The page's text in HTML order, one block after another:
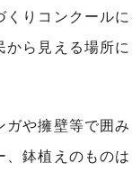
くりコンクール
から見える場所に
ガや擁壁等で囲
、鉢植えのもの